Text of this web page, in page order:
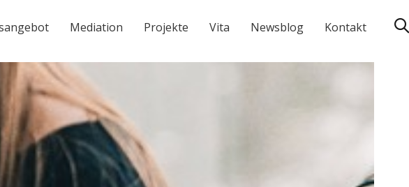
Mediation Projekte Vita Newsblog Kontakt